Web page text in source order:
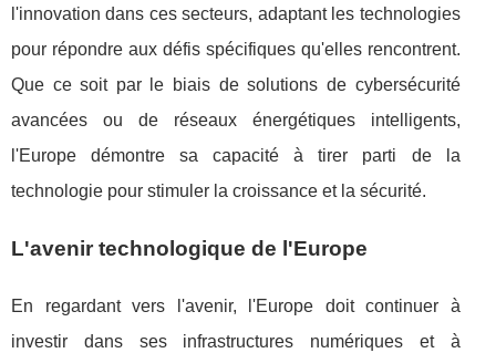
l'innovation dans ces secteurs, adaptant les technologies
pour répondre aux défis spécifiques qu'elles rencontrent.
Que ce soit par le biais de solutions de cybersécurité
avancées ou de réseaux énergétiques intelligents,
l'Europe démontre sa capacité à tirer parti de la
technologie pour stimuler la croissance et la sécurité.
L'avenir technologique de l'Europe
En regardant vers l'avenir, l'Europe doit continuer à
investir dans ses infrastructures numériques et à